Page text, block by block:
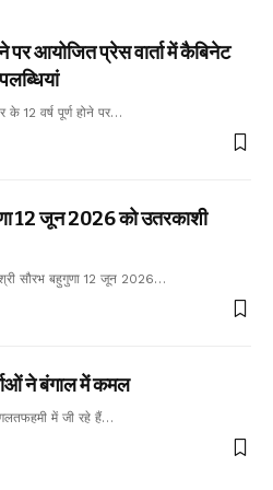
पर आयोजित प्रेस वार्ता में कैबिनेट
12 वर्ष पूर्ण होने पर…
12 जून 2026 को उतरकाशी
सौरभ बहुगुणा 12 जून 2026…
ने बंगाल में कमल
में जी रहे हैं…